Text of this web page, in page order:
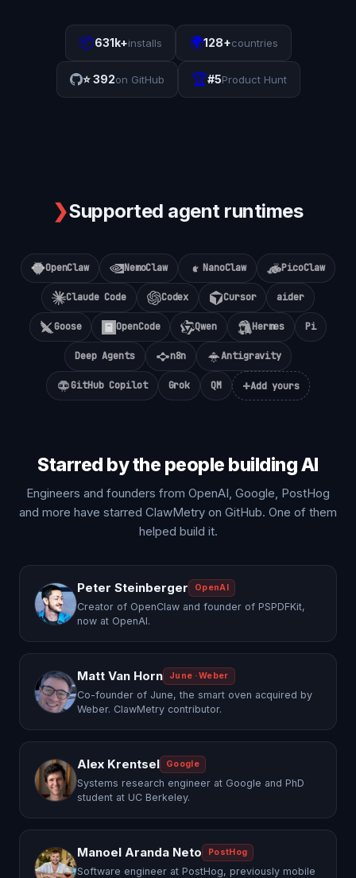
📦631k+installs 🌍128+countries
⭐392on GitHub 🏆#5Product Hunt
❯Supported agent runtimes
OpenClaw NemoClaw NanoClaw PicoClaw
Claude Code Codex Cursor aider
Goose OpenCode Qwen Hermes Pi
Deep Agents n8n Antigravity
GitHub Copilot Grok QM +Add yours
Starred by the people building AI
Engineers and founders from OpenAI, Google, PostHog
and more have starred ClawMetry on GitHub. One of them
helped build it.
Peter Steinberger OpenAI
Creator of OpenClaw and founder of PSPDFKit,
now at OpenAI.
Matt Van Horn June · Weber
Co-founder of June, the smart oven acquired by
Weber. ClawMetry contributor.
Alex Krentsel Google
Systems research engineer at Google and PhD
student at UC Berkeley.
Manoel Aranda Neto PostHog
Software engineer at PostHog, previously mobile